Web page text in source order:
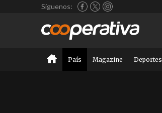
Síguenos:
País Magazine Deportes